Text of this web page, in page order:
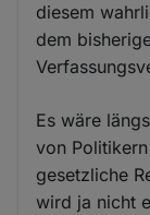
diesem
dem
Es wäre
von
gesetzliche
wird ja nicht